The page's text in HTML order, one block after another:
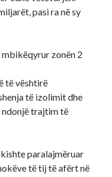
pasi ra në sy
zonën 2
të vështirë
të izolimit dhe
ndonjë trajtim të
paralajmëruar
të tij të afërt në